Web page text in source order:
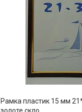
Рамка пластик 15 мм